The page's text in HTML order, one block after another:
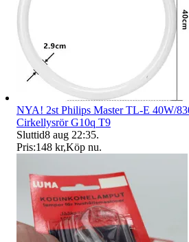
NYA! 2st Philips Master TL-E 40W/
Cirkellysrör G10q T9
Sluttid8 aug 22:35.
Pris:148 kr,Köp nu.